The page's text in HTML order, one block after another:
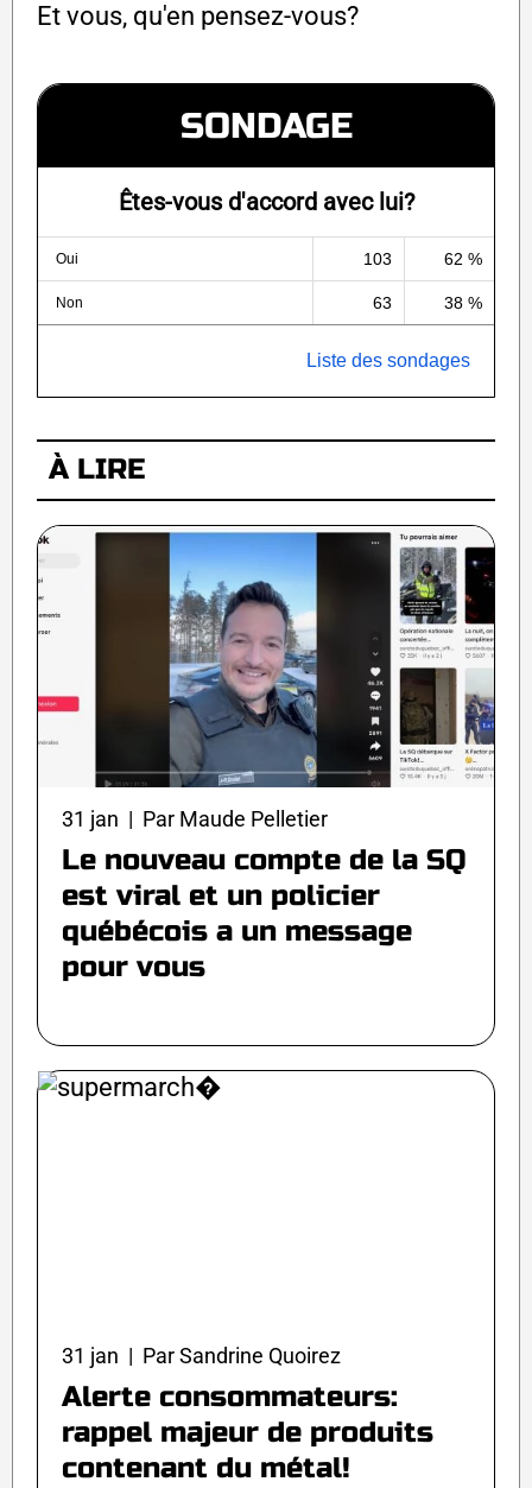
Et vous, qu'en pensez-vous?
SONDAGE
Êtes-vous d'accord avec lui?
Oui 103 62 %
Non 63 38 %
Liste des sondages
À LIRE
31 jan | Par Maude Pelletier
Le nouveau compte de la SQ
est viral et un policier
québécois a un message
pour vous
31 jan | Par Sandrine Quoirez
Alerte consommateurs:
rappel majeur de produits
contenant du métal!